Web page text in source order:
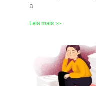
a
Leia mais >>